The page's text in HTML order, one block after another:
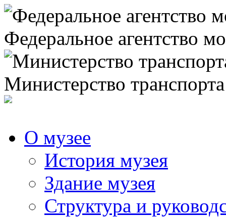
Федеральное агентство
Министерство
О музее
История музея
Здание музея
Структура и